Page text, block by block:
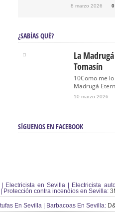
8 marzo 2026 0
¿SABÍAS QUÉ?
La Madrugá
Tomasín
10Como me
Madrugá
10 marzo 2026
SÍGUENOS EN FACEBOOK
Electricista en Sevilla | Electricista
Protección contra incendios en Sevilla:
En Sevilla | Barbacoas En Sevilla: